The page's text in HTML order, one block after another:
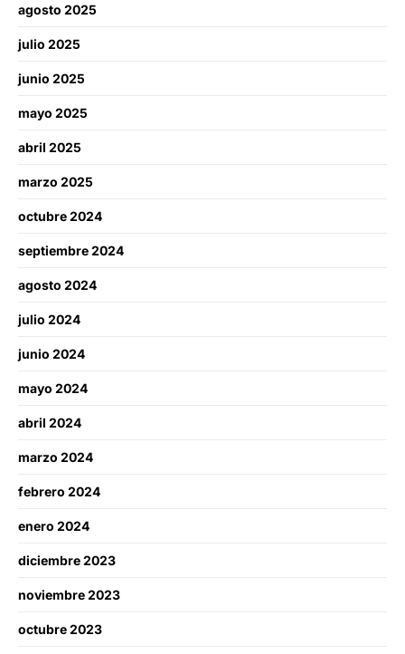
agosto 2025
julio 2025
junio 2025
mayo 2025
abril 2025
marzo 2025
octubre 2024
septiembre 2024
agosto 2024
julio 2024
junio 2024
mayo 2024
abril 2024
marzo 2024
febrero 2024
enero 2024
diciembre 2023
noviembre 2023
octubre 2023